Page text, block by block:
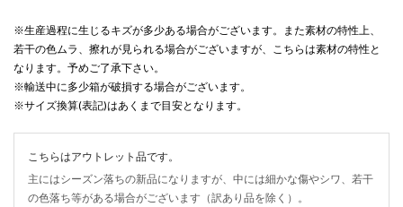
※生産過程に生じるキズが多少ある場合がございます。また素材の特性上、
若干の色ムラ、擦れが見られる場合がございますが、こちらは素材の特性と
なります。予めご了承下さい。
※輸送中に多少箱が破損する場合がございます。
※サイズ換算(表記)はあくまで目安となります。
こちらはアウトレット品です。
主にはシーズン落ちの新品になりますが、中には細かな傷やシワ、若干
の色落ち等がある場合がございます（訳あり品を除く）。